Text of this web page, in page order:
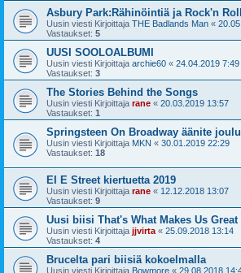
Asbury Park:Rähinöintiä ja Rock'n
Uusin viesti Kirjoittaja THE Badlands Man «
Vastaukset: 5
UUSI SOOLOALBUMI
Uusin viesti Kirjoittaja archie60 « 24.04.2019 7:49
Vastaukset: 3
The Stories Behind the Songs
Uusin viesti Kirjoittaja rane « 20.03.2019 13:57
Vastaukset: 1
Springsteen On Broadway äänite
Uusin viesti Kirjoittaja MKN « 30.01.2019 22:29
Vastaukset: 18
EI E Street kiertuetta 2019
Uusin viesti Kirjoittaja rane « 12.12.2018 13:07
Vastaukset: 9
Uusi biisi That's What Makes Us
Uusin viesti Kirjoittaja jjvirta « 25.09.2018 13:14
Vastaukset: 4
Brucelta pari biisiä kokoelmalla
Uusin viesti Kirjoittaja Bowmore « 29.08.2018